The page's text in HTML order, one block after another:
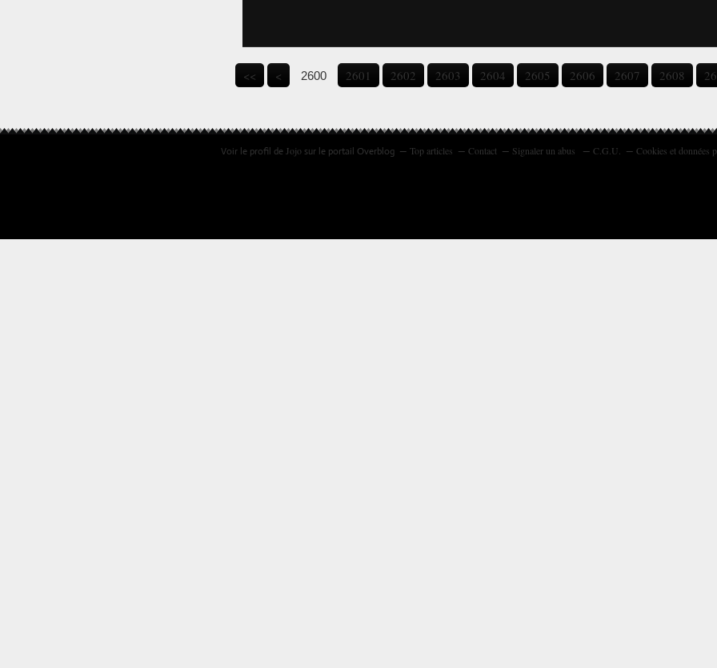
<< < 2600 2601 2602 2603 2604 2605 2606 2607 2608
Voir le profil de Jojo sur le portail Overblog Top articles Contact Signaler un abus C.G.U. Cookies et données